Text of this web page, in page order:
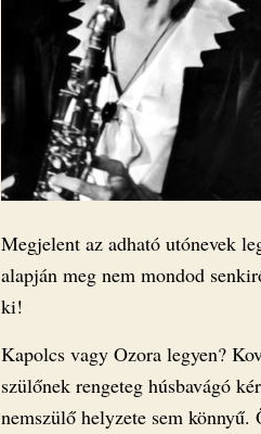
Megjelent az adható utónevek
alapján meg nem mondod
ki!
Kapolcs vagy Ozora legyen?
szülőnek rengeteg húsbavágó
nemszülő helyzete sem könnyű.